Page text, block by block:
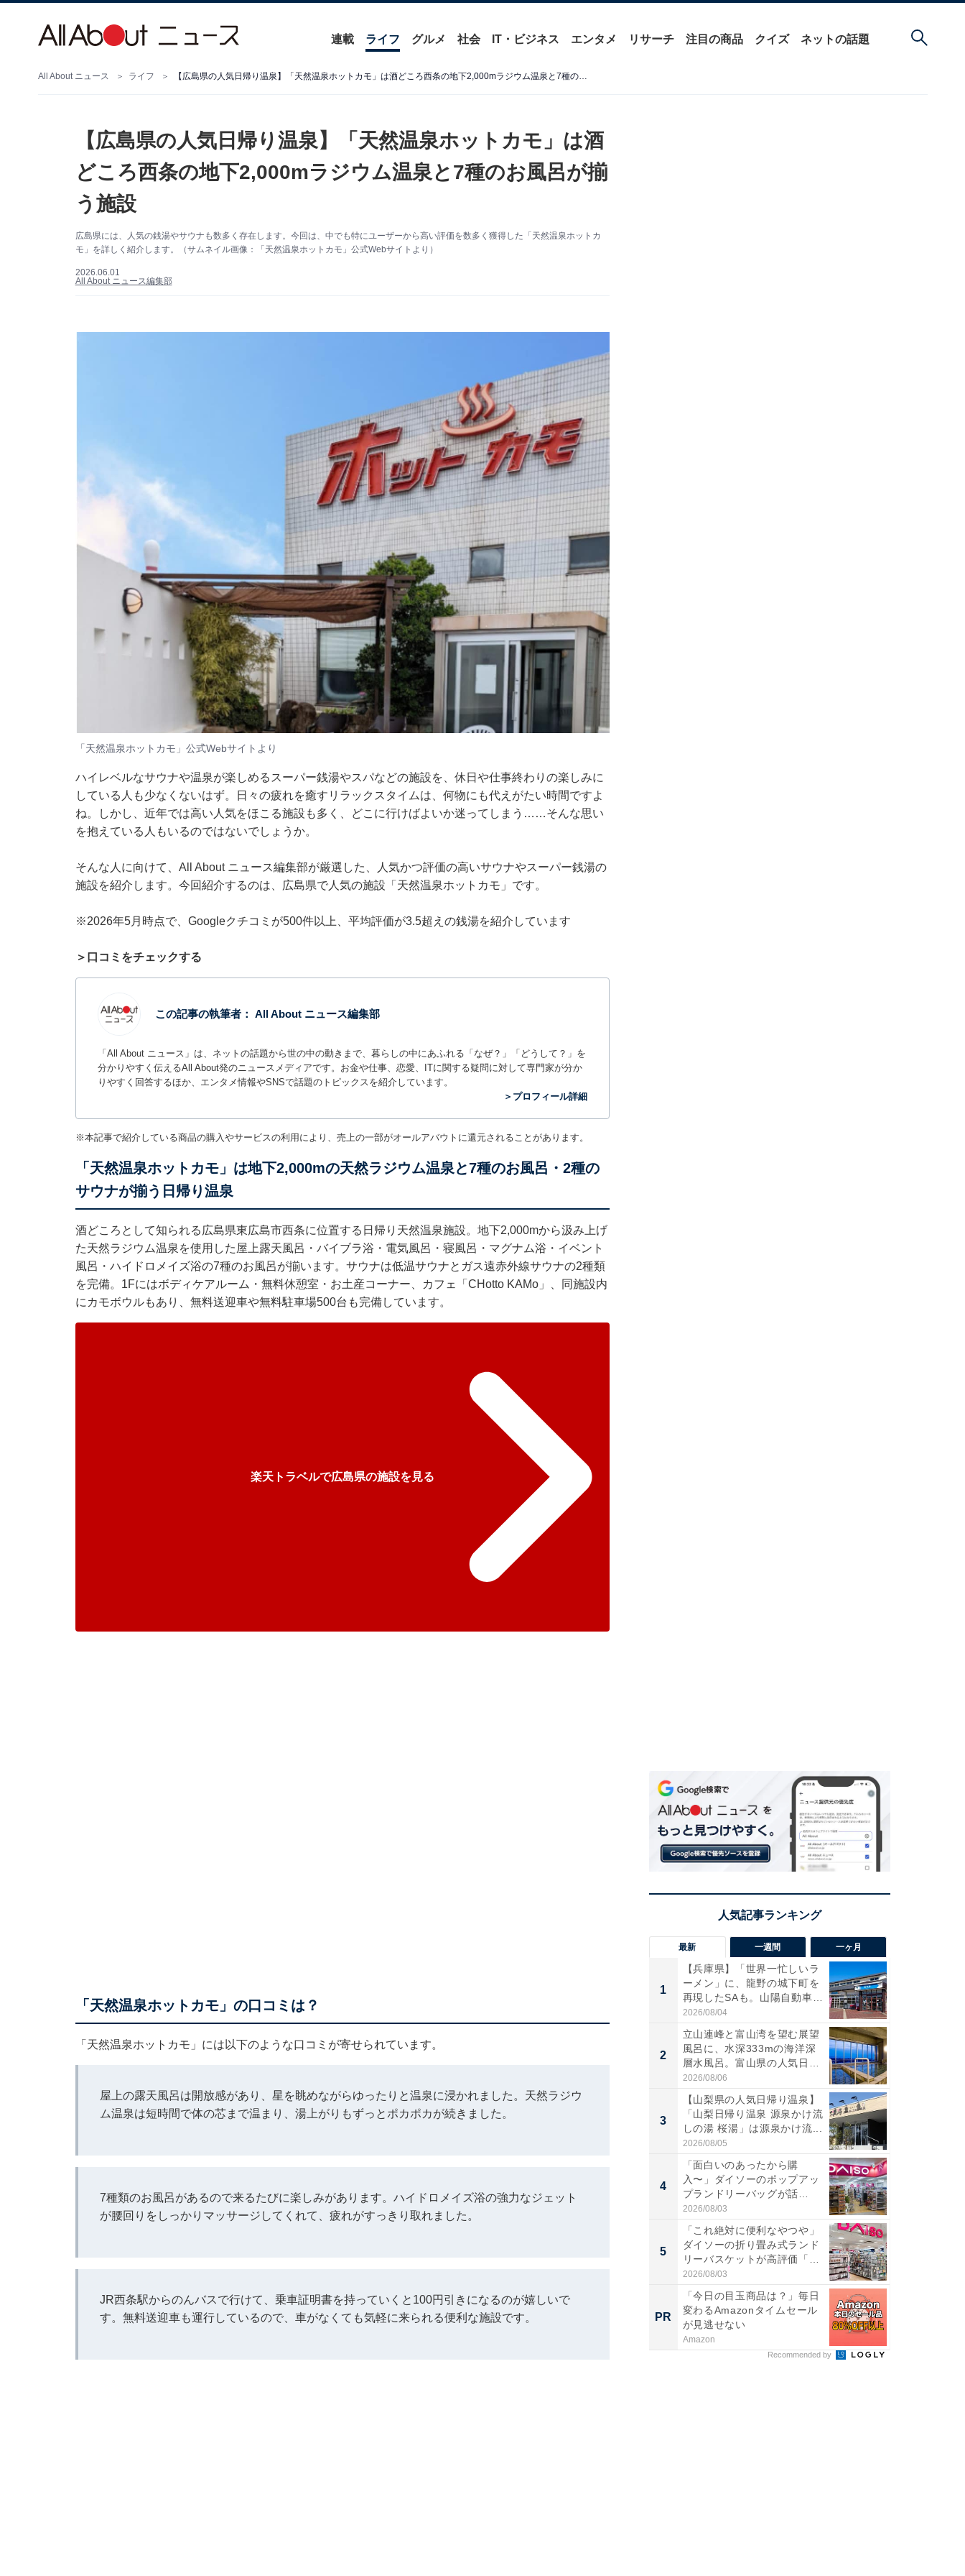
連載 ライフ グルメ 社会 IT・ビジネス エンタメ リサーチ 注目の商品 クイズ ネットの話題
All About ニュース ライフ 【広島県の人気日帰り温泉】「天然温泉ホットカモ」は酒どころ西条の地下2,000mラジウム温泉と7種のお風呂が揃う施設
【広島県の人気日帰り温泉】「天然温泉ホットカモ」は酒
どころ西条の地下2,000mラジウム温泉と7種のお風呂が揃
う施設
広島県には、人気の銭湯やサウナも数多く存在します。今回は、中でも特にユーザーから高い評価を数多く獲得した「天然温泉ホットカ
モ」を詳しく紹介します。（サムネイル画像：「天然温泉ホットカモ」公式Webサイトより）
2026.06.01
All About ニュース編集部
「天然温泉ホットカモ」公式Webサイトより
ハイレベルなサウナや温泉が楽しめるスーパー銭湯やスパなどの施設を、休日や仕事終わりの楽しみに
している人も少なくないはず。日々の疲れを癒すリラックスタイムは、何物にも代えがたい時間ですよ
ね。しかし、近年では高い人気をほこる施設も多く、どこに行けばよいか迷ってしまう……そんな思い
を抱えている人もいるのではないでしょうか。
そんな人に向けて、All About ニュース編集部が厳選した、人気かつ評価の高いサウナやスーパー銭湯の
施設を紹介します。今回紹介するのは、広島県で人気の施設「天然温泉ホットカモ」です。
※2026年5月時点で、Googleクチコミが500件以上、平均評価が3.5超えの銭湯を紹介しています
＞口コミをチェックする
この記事の執筆者： All About ニュース編集部
「All About ニュース」は、ネットの話題から世の中の動きまで、暮らしの中にあふれる「なぜ？」「どうして？」を
分かりやすく伝えるAll About発のニュースメディアです。お金や仕事、恋愛、ITに関する疑問に対して専門家が分か
りやすく回答するほか、エンタメ情報やSNSで話題のトピックスを紹介しています。
＞プロフィール詳細
※本記事で紹介している商品の購入やサービスの利用により、売上の一部がオールアバウトに還元されることがあります。
「天然温泉ホットカモ」は地下2,000mの天然ラジウム温泉と7種のお風呂・2種の
サウナが揃う日帰り温泉
酒どころとして知られる広島県東広島市西条に位置する日帰り天然温泉施設。地下2,000mから汲み上げ
た天然ラジウム温泉を使用した屋上露天風呂・バイブラ浴・電気風呂・寝風呂・マグナム浴・イベント
風呂・ハイドロメイズ浴の7種のお風呂が揃います。サウナは低温サウナとガス遠赤外線サウナの2種類
を完備。1Fにはボディケアルーム・無料休憩室・お土産コーナー、カフェ「CHotto KAMo」、同施設内
にカモボウルもあり、無料送迎車や無料駐車場500台も完備しています。
楽天トラベルで広島県の施設を見る
「天然温泉ホットカモ」の口コミは？
「天然温泉ホットカモ」には以下のような口コミが寄せられています。
屋上の露天風呂は開放感があり、星を眺めながらゆったりと温泉に浸かれました。天然ラジウ
ム温泉は短時間で体の芯まで温まり、湯上がりもずっとポカポカが続きました。
7種類のお風呂があるので来るたびに楽しみがあります。ハイドロメイズ浴の強力なジェット
が腰回りをしっかりマッサージしてくれて、疲れがすっきり取れました。
JR西条駅からのんバスで行けて、乗車証明書を持っていくと100円引きになるのが嬉しいで
す。無料送迎車も運行しているので、車がなくても気軽に来られる便利な施設です。
最新 一週間 一ヶ月
1
【兵庫県】「世界一忙しいラ
ーメン」に、龍野の城下町を
再現したSAも。山陽自動車
道...
2026/08/04
2
立山連峰と富山湾を望む展望
風呂に、水深333mの海洋深
層水風呂。富山県の人気日
帰...
2026/08/06
3
【山梨県の人気日帰り温泉】
「山梨日帰り温泉 源泉かけ流
しの湯 桜湯」は源泉かけ流...
2026/08/05
4
「面白いのあったから購
入〜」ダイソーのポップアッ
プランドリーバッグが話
題。“さま...
2026/08/03
5
「これ絶対に便利なやつや」
ダイソーの折り畳み式ランド
リーバスケットが高評価「使
わ...
2026/08/03
PR
「今日の目玉商品は？」毎日
変わるAmazonタイムセール
が見逃せない
Amazon
Recommended by